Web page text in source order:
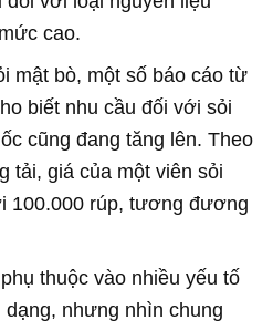
cao.
mật bò, một số báo cáo từ
biết nhu cầu đối với sỏi
cũng đang tăng lên. Theo
tải, giá của một viên sỏi
100.000 rúp, tương đương
thuộc vào nhiều yếu tố
nhưng nhìn chung